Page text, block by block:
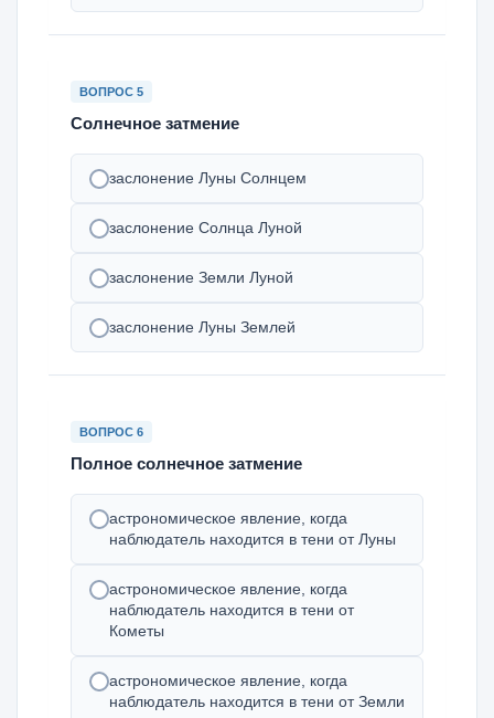
ВОПРОС 5
Солнечное затмение
заслонение Луны Солнцем
заслонение Солнца Луной
заслонение Земли Луной
заслонение Луны Землей
ВОПРОС 6
Полное солнечное затмение
астрономическое явление, когда
наблюдатель находится в тени от Луны
астрономическое явление, когда
наблюдатель находится в тени от
Кометы
астрономическое явление, когда
наблюдатель находится в тени от Земли